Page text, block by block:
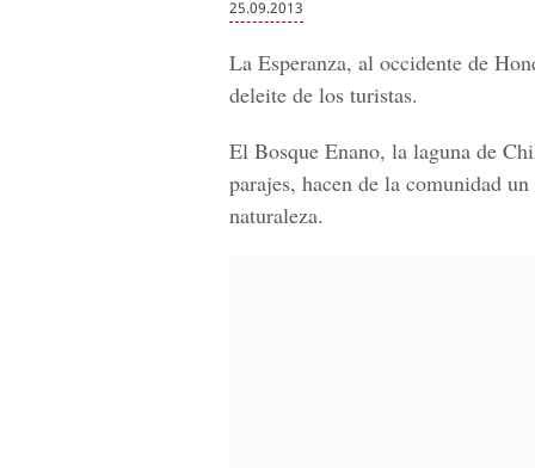
25.09.2013
La Esperanza, al occidente de
deleite de los turistas.
El Bosque Enano, la laguna de
parajes, hacen de la comunidad
naturaleza.